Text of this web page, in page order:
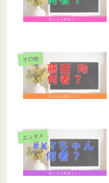
その他
エンタメ